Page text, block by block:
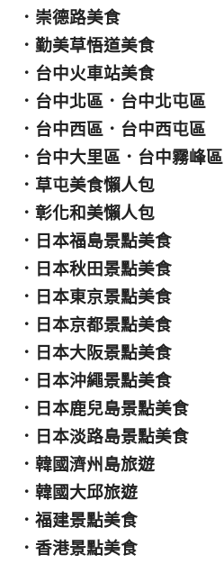
． 崇德路美食
． 勤美草悟道美食
． 台中火車站美食
． 台中北區 ． 台中北屯區
． 台中西區 ． 台中西屯區
． 台中大里區 ． 台中霧峰區
． 草屯美食懶人包
． 彰化和美懶人包
． 日本福島景點美食
． 日本秋田景點美食
． 日本東京景點美食
． 日本京都景點美食
． 日本大阪景點美食
． 日本沖繩景點美食
． 日本鹿兒島景點美食
． 日本淡路島景點美食
． 韓國濟州島旅遊
． 韓國大邱旅遊
． 福建景點美食
． 香港景點美食